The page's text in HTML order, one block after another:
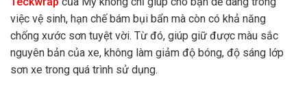
việc vệ sinh, hạn chế bám bụi bẩn mà còn có khả năng
chống xước sơn tuyệt vời. Từ đó, giúp giữ được màu sắc
nguyên bản của xe, không làm giảm độ bóng, độ sáng lớp
sơn xe trong quá trình sử dụng.